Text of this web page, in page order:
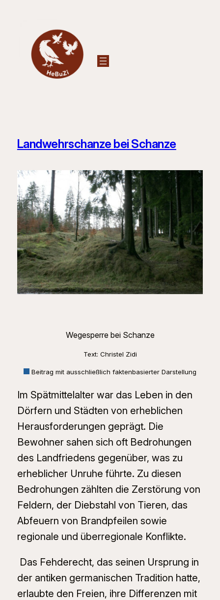
Landwehrschanze bei Schanze
Wegesperre bei Schanze
Text: Christel Zidi
Beitrag mit ausschließlich faktenbasierter Darstellung
Im Spätmittelalter war das Leben in den
Dörfern und Städten von erheblichen
Herausforderungen geprägt. Die
Bewohner sahen sich oft Bedrohungen
des Landfriedens gegenüber, was zu
erheblicher Unruhe führte. Zu diesen
Bedrohungen zählten die Zerstörung von
Feldern, der Diebstahl von Tieren, das
Abfeuern von Brandpfeilen sowie
regionale und überregionale Konflikte.
Das Fehderecht, das seinen Ursprung in
der antiken germanischen Tradition hatte,
erlaubte den Freien, ihre Differenzen mit